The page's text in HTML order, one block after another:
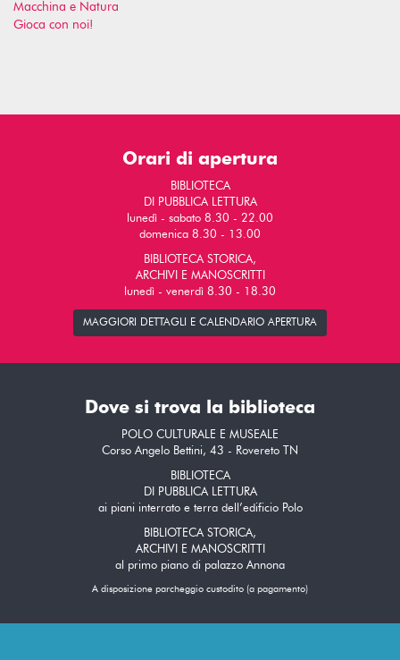
Macchina e Natura
Gioca con noi!
Orari di apertura
BIBLIOTECA
DI PUBBLICA LETTURA
lunedì - sabato 8.30 - 22.00
domenica 8.30 - 13.00
BIBLIOTECA STORICA,
ARCHIVI E MANOSCRITTI
lunedì - venerdì 8.30 - 18.30
MAGGIORI DETTAGLI E CALENDARIO APERTURA
Dove si trova la biblioteca
POLO CULTURALE E MUSEALE
Corso Angelo Bettini, 43 - Rovereto TN
BIBLIOTECA
DI PUBBLICA LETTURA
ai piani interrato e terra dell’edificio Polo
BIBLIOTECA STORICA,
ARCHIVI E MANOSCRITTI
al primo piano di palazzo Annona
A disposizione parcheggio custodito (a pagamento)